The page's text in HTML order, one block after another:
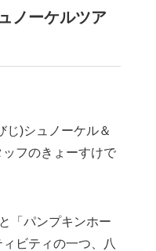
ノーケルツア
じ)シュノーケル＆
フのきょーすけで
「パンプキンホー
ビティの一つ、八